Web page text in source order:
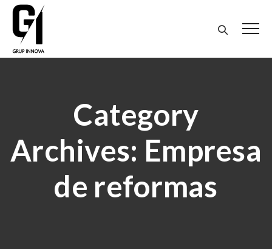
Category
Archives: Empresa
de reformas